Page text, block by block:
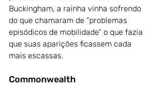
Buckingham, a rainha vinha sofrendo
do que chamaram de “problemas
episódicos de mobilidade” o que fazia
que suas aparições ficassem cada
mais escassas.
Commonwealth